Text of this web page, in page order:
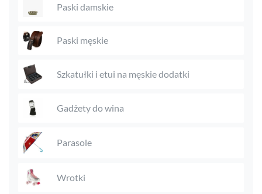
Paski damskie
Paski męskie
Szkatułki i etui na męskie dodatki
Gadżety do wina
Parasole
Wrotki